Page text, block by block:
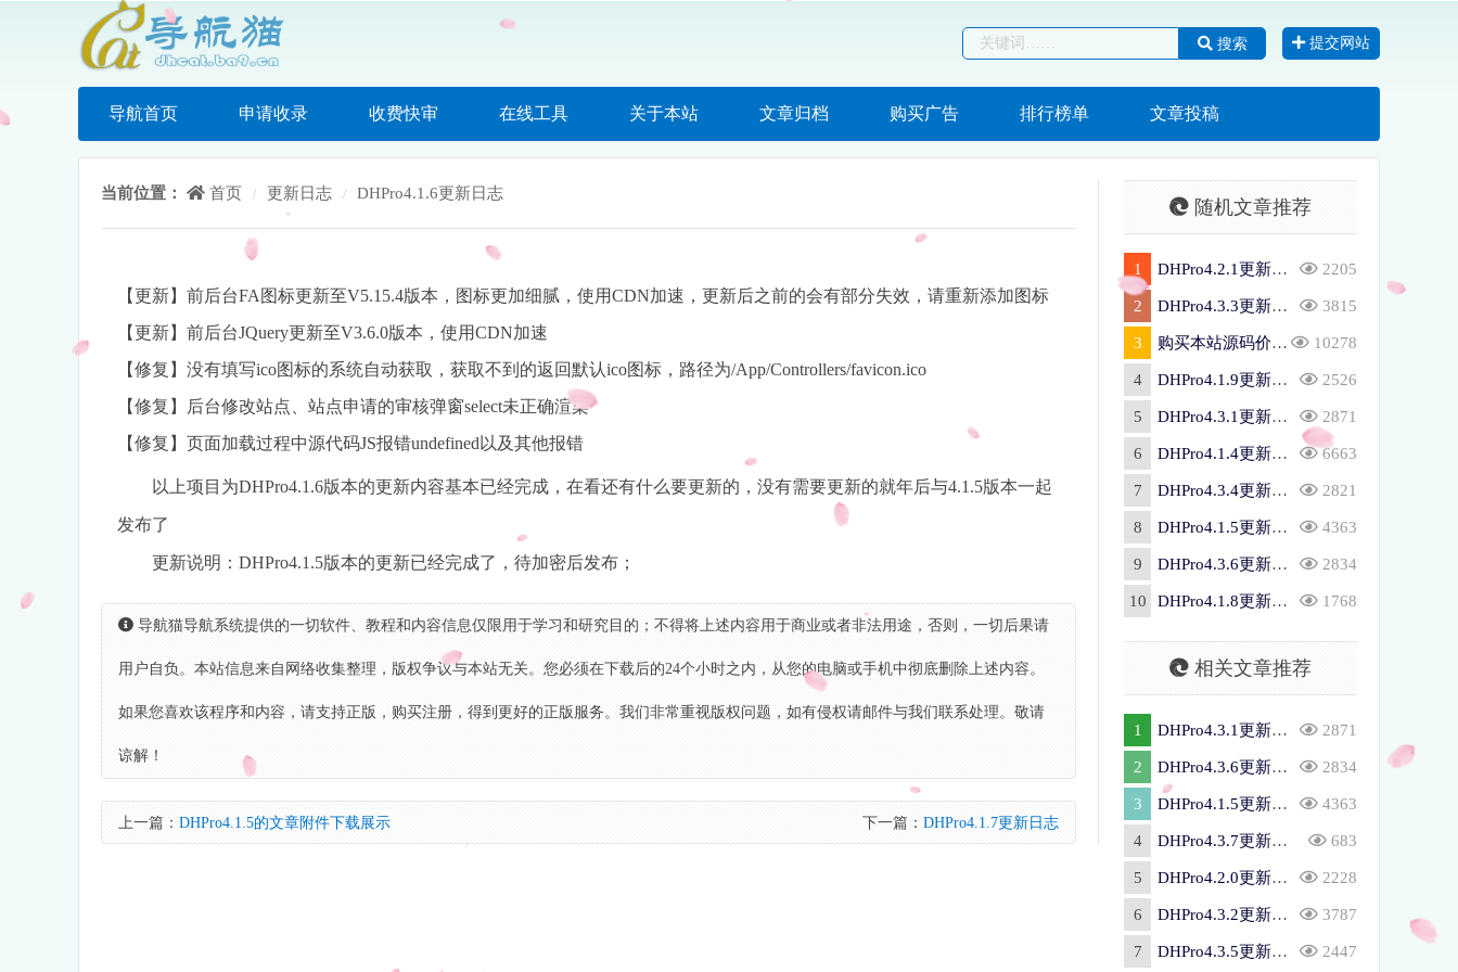
搜索 提交网站
导航首页 申请收录 收费快审 在线工具 关于本站 文章归档 购买广告 排行榜单 文章投稿
当前位置： 首页 / 更新日志 / DHPro4.1.6更新日志
【更新】前后台FA图标更新至V5.15.4版本，图标更加细腻，使用CDN加速，更新后之前的会有部分失效，请重新添加图标
【更新】前后台JQuery更新至V3.6.0版本，使用CDN加速
【修复】没有填写ico图标的系统自动获取，获取不到的返回默认ico图标，路径为/App/Controllers/favicon.ico
【修复】后台修改站点、站点申请的审核弹窗select未正确渲染
【修复】页面加载过程中源代码JS报错undefined以及其他报错
以上项目为DHPro4.1.6版本的更新内容基本已经完成，在看还有什么要更新的，没有需要更新的就年后与4.1.5版本一起
发布了
更新说明：DHPro4.1.5版本的更新已经完成了，待加密后发布；
导航猫导航系统提供的一切软件、教程和内容信息仅限用于学习和研究目的；不得将上述内容用于商业或者非法用途，否则，一切后果请
用户自负。本站信息来自网络收集整理，版权争议与本站无关。您必须在下载后的24个小时之内，从您的电脑或手机中彻底删除上述内容。
如果您喜欢该程序和内容，请支持正版，购买注册，得到更好的正版服务。我们非常重视版权问题，如有侵权请邮件与我们联系处理。敬请
谅解！
上一篇： DHPro4.1.5的文章附件下载展示 下一篇： DHPro4.1.7更新日志
随机文章推荐
1 DHPro4.2.1更新日志 2205
2 DHPro4.3.3更新日志 3815
3 购买本站源码价格简介 10278
4 DHPro4.1.9更新日志 2526
5 DHPro4.3.1更新日志 2871
6 DHPro4.1.4更新日志 6663
7 DHPro4.3.4更新日志 2821
8 DHPro4.1.5更新日志及更新项目展示 4363
9 DHPro4.3.6更新日志 2834
10 DHPro4.1.8更新日志 1768
相关文章推荐
1 DHPro4.3.1更新日志 2871
2 DHPro4.3.6更新日志 2834
3 DHPro4.1.5更新日志及更新项目展示 4363
4 DHPro4.3.7更新日志 683
5 DHPro4.2.0更新日志 2228
6 DHPro4.3.2更新日志 3787
7 DHPro4.3.5更新日志 2447